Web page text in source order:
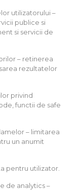
utilizatorului –
publice si
si servicii de
– retinerea
rezultatelor
privind
functii de safe
– limitarea
un anumit
pentru utilizator.
de analytics –